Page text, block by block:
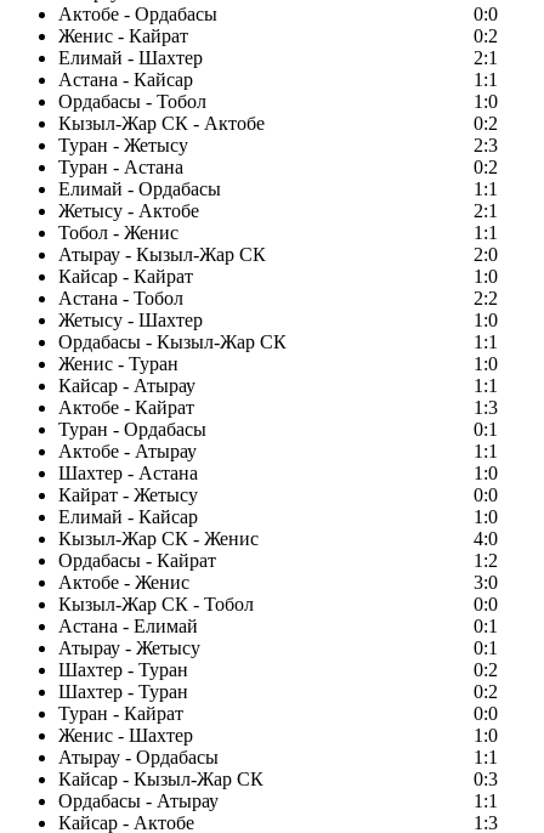
Актобе - Ордабасы
0:0
Женис - Кайрат
0:2
Елимай - Шахтер
2:1
Астана - Кайсар
1:1
Ордабасы - Тобол
1:0
Кызыл-Жар СК - Актобе
0:2
Туран - Жетысу
2:3
Туран - Астана
0:2
Елимай - Ордабасы
1:1
Жетысу - Актобе
2:1
Тобол - Женис
1:1
Атырау - Кызыл-Жар СК
2:0
Кайсар - Кайрат
1:0
Астана - Тобол
2:2
Жетысу - Шахтер
1:0
Ордабасы - Кызыл-Жар СК
1:1
Женис - Туран
1:0
Кайсар - Атырау
1:1
Актобе - Кайрат
1:3
Туран - Ордабасы
0:1
Актобе - Атырау
1:1
Шахтер - Астана
1:0
Кайрат - Жетысу
0:0
Елимай - Кайсар
1:0
Кызыл-Жар СК - Женис
4:0
Ордабасы - Кайрат
1:2
Актобе - Женис
3:0
Кызыл-Жар СК - Тобол
0:0
Астана - Елимай
0:1
Атырау - Жетысу
0:1
Шахтер - Туран
0:2
Шахтер - Туран
0:2
Туран - Кайрат
0:0
Женис - Шахтер
1:0
Атырау - Ордабасы
1:1
Кайсар - Кызыл-Жар СК
0:3
Ордабасы - Атырау
1:1
Кайсар - Актобе
1:3